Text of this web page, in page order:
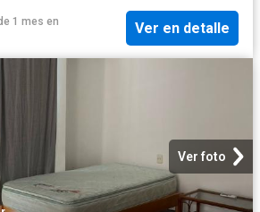
1 mes en
Ver en detalle
Ver foto